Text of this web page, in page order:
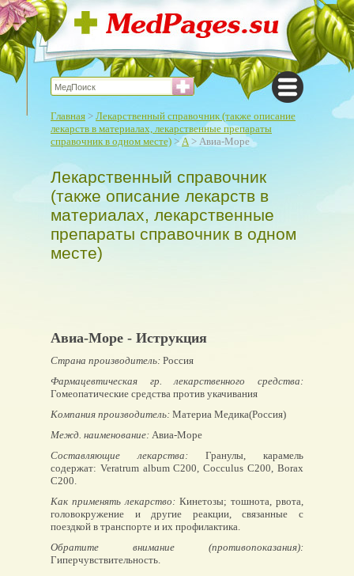
Главная > Лекарственный справочник (также описание
лекарств в материалах, лекарственные препараты
справочник в одном месте) >А> Авиа-Море
Лекарственный справочник
(также описание лекарств в
материалах, лекарственные
препараты справочник в одном
месте)
Авиа-Море - Иструкция
Страна производитель: Россия
Фармацевтическая гр. лекарственного средства:
Гомеопатические средства против укачивания
Компания производитель: Материа Медика(Россия)
Межд. наименование: Авиа-Море
Составляющие лекарства: Гранулы, карамель
содержат: Veratrum album C200, Cocculus C200, Borax
C200.
Как применять лекарство: Кинетозы; тошнота, рвота,
головокружение и другие реакции, связанные с
поездкой в транспорте и их профилактика.
Обратите внимание (противопоказания):
Гиперчувствительность.